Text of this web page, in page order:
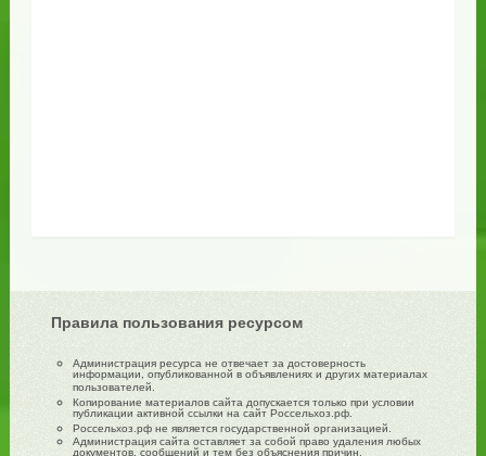
Правила пользования ресурсом
Администрация ресурса не отвечает за достоверность
информации, опубликованной в объявлениях и других материалах
пользователей.
Копирование материалов сайта допускается только при условии
публикации активной ссылки на сайт Россельхоз.рф.
Россельхоз.рф не является государственной организацией.
Администрация сайта оставляет за собой право удаления любых